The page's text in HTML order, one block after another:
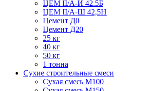
ЦЕМ II/А-И 42.5Б
ЦЕМ II/А-Ш 42,5Н
Цемент Д0
Цемент Д20
25 кг
40 кг
50 кг
1 тонна
Сухие строительные смеси
Сухая смесь М100